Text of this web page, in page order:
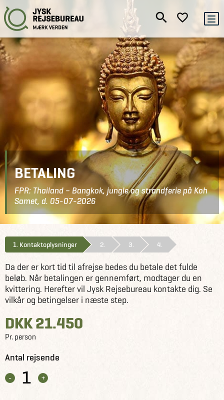
BETALING
FPR: Thailand – Bangkok, jungle og strandferie på Koh
Samet, d. 05-07-2026
1. Kontaktoplysninger 2. 3. 4.
Da der er kort tid til afrejse bedes du betale det fulde
beløb. Når betalingen er gennemført, modtager du en
kvittering. Herefter vil Jysk Rejsebureau kontakte dig. Se
vilkår og betingelser i næste step.
DKK 21.450
Pr. person
Antal rejsende
1